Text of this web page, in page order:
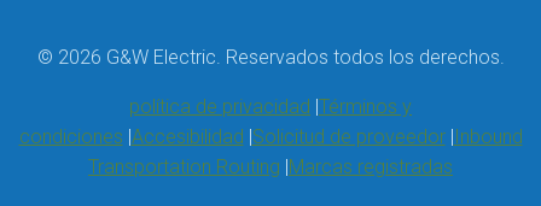
© 2026 G&W Electric. Reservados todos los derechos.
política de privacidad Términos y
condiciones Accesibilidad Solicitud de proveedor Inbound
Transportation Routing Marcas registradas